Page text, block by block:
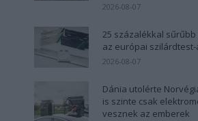
2026-08-07
25 százalékkal
az európai
2026-08-07
Dánia utolérte
is szinte csak
vesznek az emberek